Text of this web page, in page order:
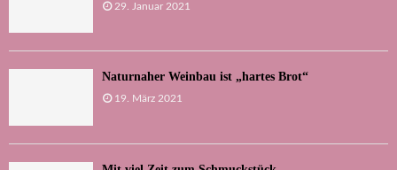
29. Januar 2021
Naturnaher Weinbau ist „hartes Brot“
19. März 2021